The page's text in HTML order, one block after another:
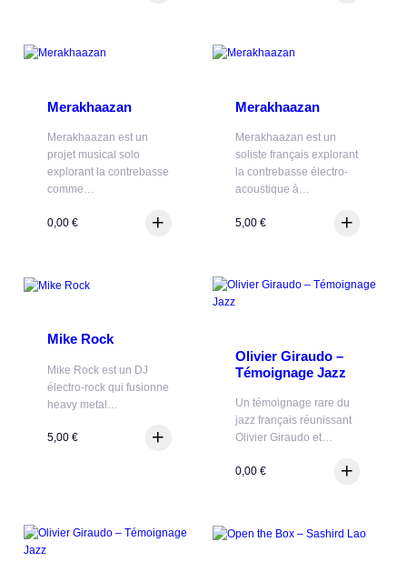
Merakhaazan
Merakhaazan est un
projet musical solo
explorant la contrebasse
comme…
0,00 €
Merakhaazan
Merakhaazan est un
soliste français explorant
la contrebasse électro-
acoustique à…
5,00€
Mike Rock
Mike Rock est un DJ
électro-rock qui fusionne
heavy metal…
5,00 €
Olivier Giraudo –
Témoignage Jazz
Un témoignage rare du
jazz français réunissant
Olivier Giraudo et…
0,00€